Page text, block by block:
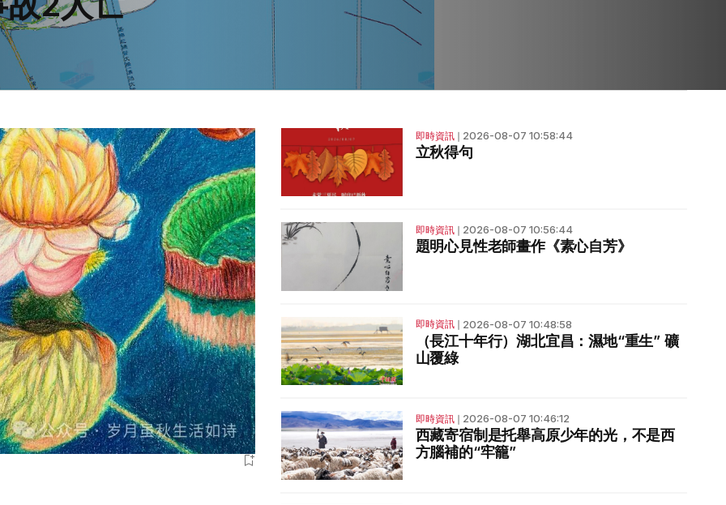
即時資訊❘ 2026-08-07 10:58:44
立秋得句
即時資訊❘ 2026-08-07 10:56:44
題明心見性老師畫作《素心自芳》
即時資訊❘ 2026-08-07 10:48:58
（長江十年行）湖北宜昌：濕地“重生” 礦
山覆綠
即時資訊❘ 2026-08-07 10:46:12
西藏寄宿制是托舉高原少年的光，不是西
方腦補的“牢籠”